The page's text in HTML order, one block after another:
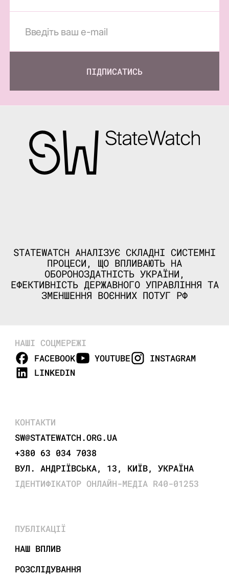
ПІДПИСАТИСЬ
STATEWATCH АНАЛІЗУЄ СКЛАДНІ СИСТЕМНІ
ПРОЦЕСИ, ЩО ВПЛИВАЮТЬ НА
ОБОРОНОЗДАТНІСТЬ УКРАЇНИ,
ЕФЕКТИВНІСТЬ ДЕРЖАВНОГО УПРАВЛІННЯ ТА
ЗМЕНШЕННЯ ВОЄННИХ ПОТУГ РФ
НАШІ СОЦМЕРЕЖІ
FACEBOOK
YOUTUBE
INSTAGRAM
LINKEDIN
КОНТАКТИ
SW@STATEWATCH.ORG.UA
+380 63 034 7038
ВУЛ. АНДРІЇВСЬКА, 13, КИЇВ, УКРАЇНА
ІДЕНТИФІКАТОР ОНЛАЙН-МЕДІА R40-01253
ПУБЛІКАЦІЇ
НАШ ВПЛИВ
РОЗСЛІДУВАННЯ